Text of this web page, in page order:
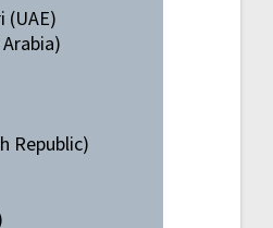
(UAE)
Republic)